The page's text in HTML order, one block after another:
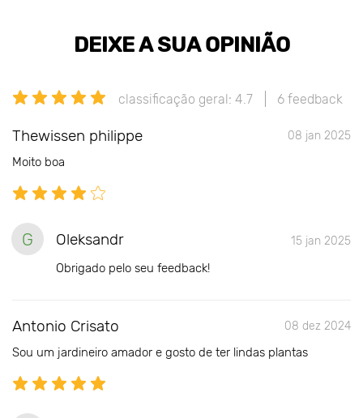
DEIXE A SUA OPINIÃO
classificação geral: 4.7 6 feedback
Thewissen philippe 08 jan 2025
Moito boa
G Oleksandr 15 jan 2025
Obrigado pelo seu feedback!
Antonio Crisato 08 dez 2024
Sou um jardineiro amador e gosto de ter lindas plantas